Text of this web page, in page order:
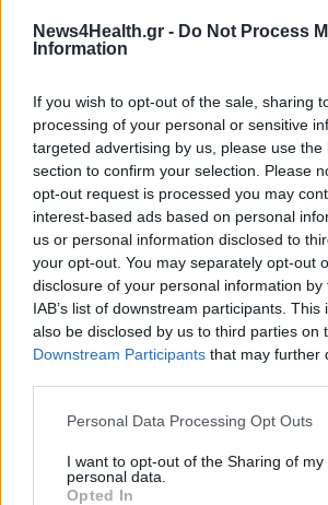
News4Health.gr - Do Not Process
Information
If you wish to opt-out of the sale, sharing
processing of your personal or sensitive
targeted advertising by us, please use the
section to confirm your selection. Please
opt-out request is processed you may
interest-based ads based on personal
us or personal information disclosed to
your opt-out. You may separately opt-out
disclosure of your personal information
IAB’s list of downstream participants.
also be disclosed by us to third parties on
Downstream Participants that may further
Personal Data Processing Opt Outs
I want to opt-out of the Sharing of my
personal data.
Opted In
ΠΟΛΙΤΙΚΉ ΥΓΕΊΑΣ 14/09/2020 - 12:05
Κικίλιας: «Τοπικά μέτρα σε
χρειαστεί»